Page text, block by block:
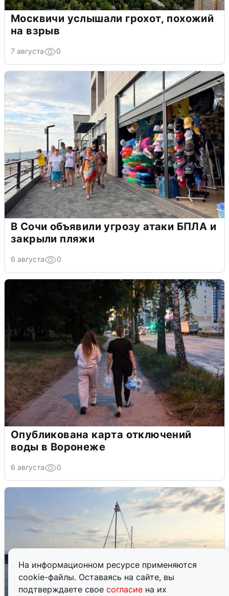
На информационном ресурсе применяются
cookie-файлы. Оставаясь на сайте, вы
подтверждаете свое согласие на их
Москвичи услышали грохот, похожий
на взрыв
7 августа 0
В Сочи объявили угрозу атаки БПЛА и
закрыли пляжи
6 августа 0
Опубликована карта отключений
воды в Воронеже
6 августа 0